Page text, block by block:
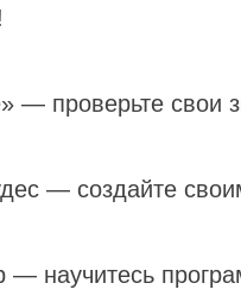
— проверьте свои
— создайте
— научитесь